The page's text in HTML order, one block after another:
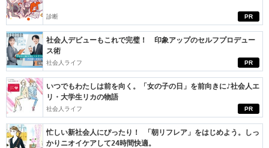
PR
診断
PR
社会人デビューもこれで完璧！ 印象アップのセルフプロデュー
ス術
社会人ライフ
PR
いつでもわたしは前を向く。「女の子の日」を前向きに♪社会人エ
リ・大学生リカの物語
社会人ライフ
忙しい新社会人にぴったり！ 「朝リフレア」をはじめよう。しっ
かりニオイケアして24時間快適。